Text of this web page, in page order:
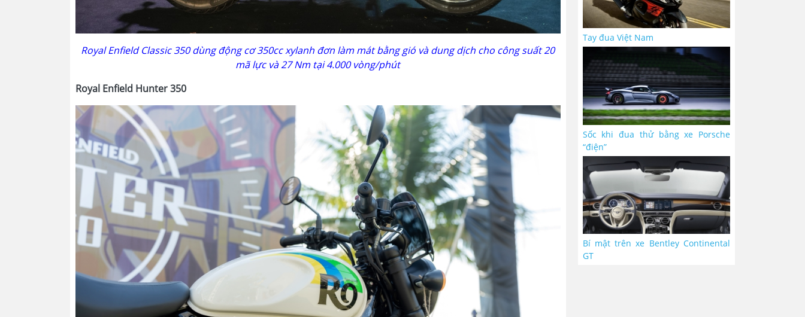
Royal Enfield Classic 350 dùng động cơ 350cc xylanh đơn làm mát bằng gió và dung dịch cho công suất 20
mã lực và 27 Nm tại 4.000 vòng/phút
Royal Enfield Hunter 350
Tay đua Việt Nam
Sốc khi đua thử bằng xe Porsche
“điện”
Bí mật trên xe Bentley Continental
GT